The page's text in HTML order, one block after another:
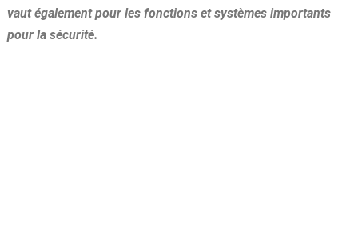
vaut également pour les fonctions et systèmes importants
pour la sécurité.